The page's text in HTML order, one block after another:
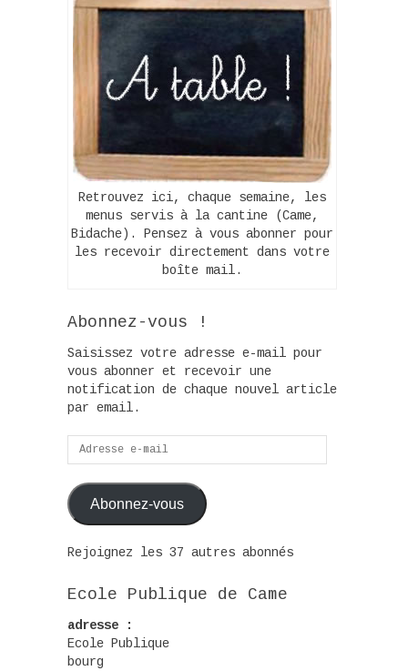
Retrouvez ici, chaque semaine, les
menus servis à la cantine (Came,
Bidache). Pensez à vous abonner pour
les recevoir directement dans votre
boîte mail.
Abonnez-vous !
Saisissez votre adresse e-mail pour
vous abonner et recevoir une
notification de chaque nouvel article
par email.
Adresse
e-
mail
Abonnez-vous
Rejoignez les 37 autres abonnés
Ecole Publique de Came
adresse :
Ecole Publique
bourg